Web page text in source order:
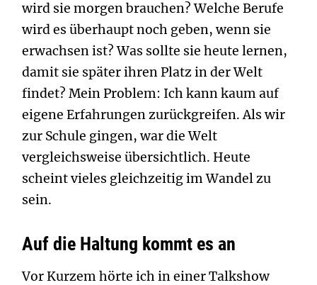
wird sie morgen brauchen? Welche Berufe
wird es überhaupt noch geben, wenn sie
erwachsen ist? Was sollte sie heute lernen,
damit sie später ihren Platz in der Welt
findet? Mein Problem: Ich kann kaum auf
eigene Erfahrungen zurückgreifen. Als wir
zur Schule gingen, war die Welt
vergleichsweise übersichtlich. Heute
scheint vieles gleichzeitig im Wandel zu
sein.
Auf die Haltung kommt es an
Vor Kurzem hörte ich in einer Talkshow